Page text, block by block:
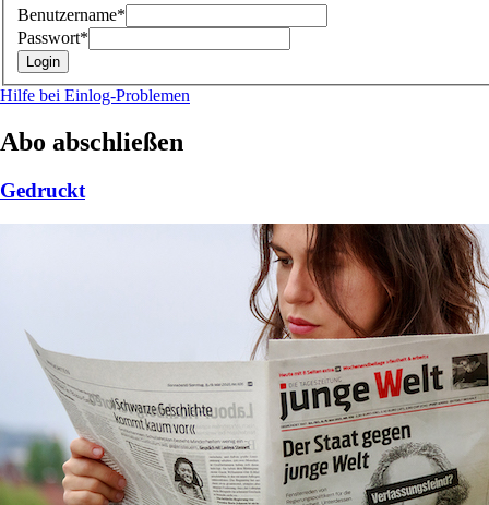
Benutzername*
Passwort*
Hilfe bei Einlog-Problemen
Abo abschließen
Gedruckt